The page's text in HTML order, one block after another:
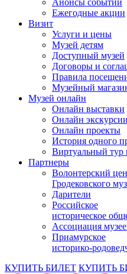
Ежегодные акции
Визит
Услуги и цены
Музей детям
Доступный музей
Договоры и
Правила
Музейный
Музей онлайн
Онлайн выставки
Онлайн экскурсии
Онлайн проекты
История одного
Виртуальный тур
Партнеры
Волонтерский
Гродековского
Дарители
Российское
историческое
Ассоциация
Приамурское
историко-
КУПИТЬ БИЛЕТ КУПИТЬ